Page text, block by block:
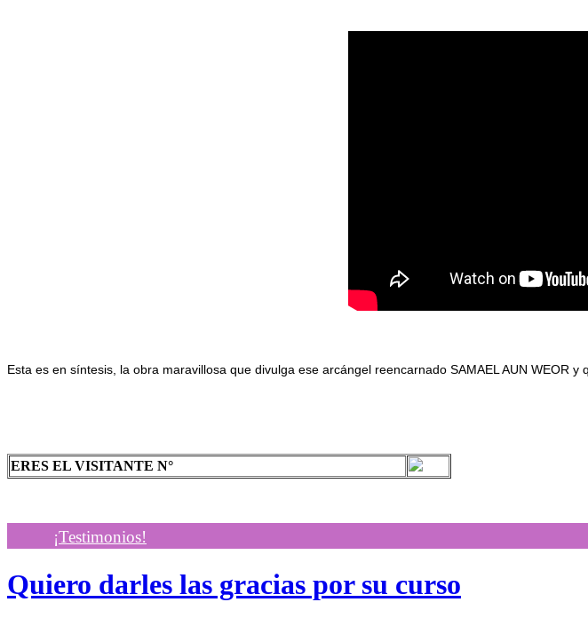
Esta es en síntesis, la obra maravillosa que divulga ese arcángel reencarnado SAMAEL AUN WEOR
ERES EL VISITANTE N°
¡Testimonios!
Quiero darles las gracias por su curso